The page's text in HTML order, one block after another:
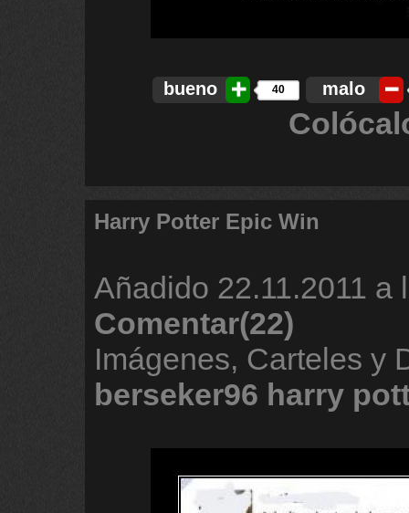
bueno 40 malo
Harry Potter Epic Win
Añadido 22.11.2011 a
Comentar(22)
Imágenes, Carteles y
berseker96 harry